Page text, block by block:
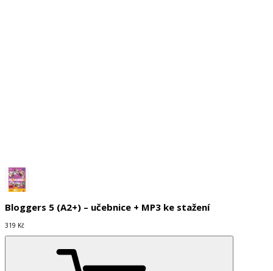
Bloggers 5 (A2+) – učebnice + MP3 ke stažení
319 Kč